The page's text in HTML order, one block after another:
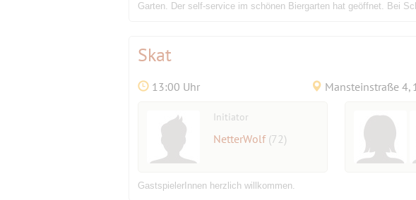
Garten. Der self-service im schönen Biergarten hat geöffnet. Bei
Skat
13:00 Uhr Mansteinstraße 4,
Initiator
NetterWolf (72)
GastspielerInnen herzlich willkommen.